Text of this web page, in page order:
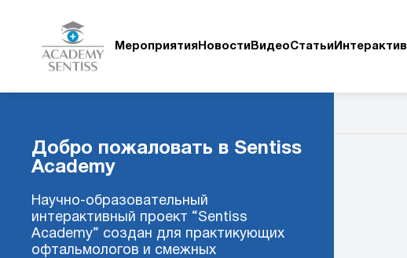
Мероприятия Новости ВидеоСтатьи Интерактив
Добро пожаловать в Sentiss
Academy
Научно-образовательный
интерактивный проект “Sentiss
Academy” создан для практикующих
офтальмологов и смежных